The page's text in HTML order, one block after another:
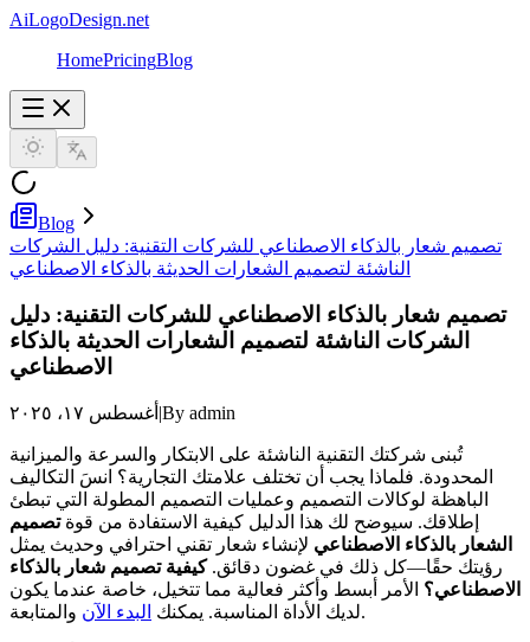
AiLogoDesign.net
HomePricingBlog
Blog
تصميم شعار بالذكاء الاصطناعي للشركات التقنية: دليل الشركات
الناشئة لتصميم الشعارات الحديثة بالذكاء الاصطناعي
تصميم شعار بالذكاء الاصطناعي للشركات التقنية: دليل
الشركات الناشئة لتصميم الشعارات الحديثة بالذكاء
الاصطناعي
أغسطس ١٧، ٢٠٢٥ |By admin
تُبنى شركتك التقنية الناشئة على الابتكار والسرعة والميزانية
المحدودة. فلماذا يجب أن تختلف علامتك التجارية؟ انسَ التكاليف
الباهظة لوكالات التصميم وعمليات التصميم المطولة التي تبطئ
إطلاقك. سيوضح لك هذا الدليل كيفية الاستفادة من قوةتصميم
الشعار بالذكاء الاصطناعي لإنشاء شعار تقني احترافي وحديث يمثل
رؤيتك حقًا—كل ذلك في غضون دقائق.كيفية تصميم شعار بالذكاء
الاصطناعي؟ الأمر أبسط وأكثر فعالية مما تتخيل، خاصة عندما يكون
لديك الأداة المناسبة. يمكنك البدء الآن والمتابعة.